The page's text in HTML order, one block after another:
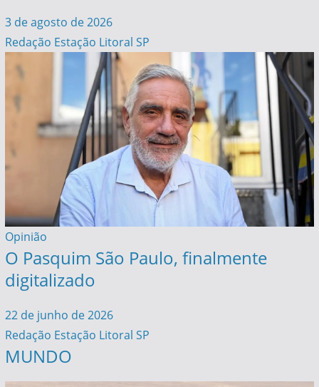
3 de agosto de 2026
Redação Estação Litoral SP
Opinião
O Pasquim São Paulo, finalmente
digitalizado
22 de junho de 2026
Redação Estação Litoral SP
MUNDO